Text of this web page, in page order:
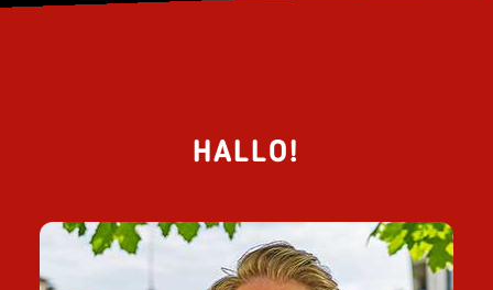
HALLO!